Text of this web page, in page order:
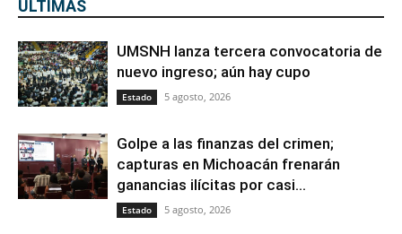
ÚLTIMAS
UMSNH lanza tercera convocatoria de
nuevo ingreso; aún hay cupo
Estado 5 agosto, 2026
Golpe a las finanzas del crimen;
capturas en Michoacán frenarán
ganancias ilícitas por casi...
Estado 5 agosto, 2026